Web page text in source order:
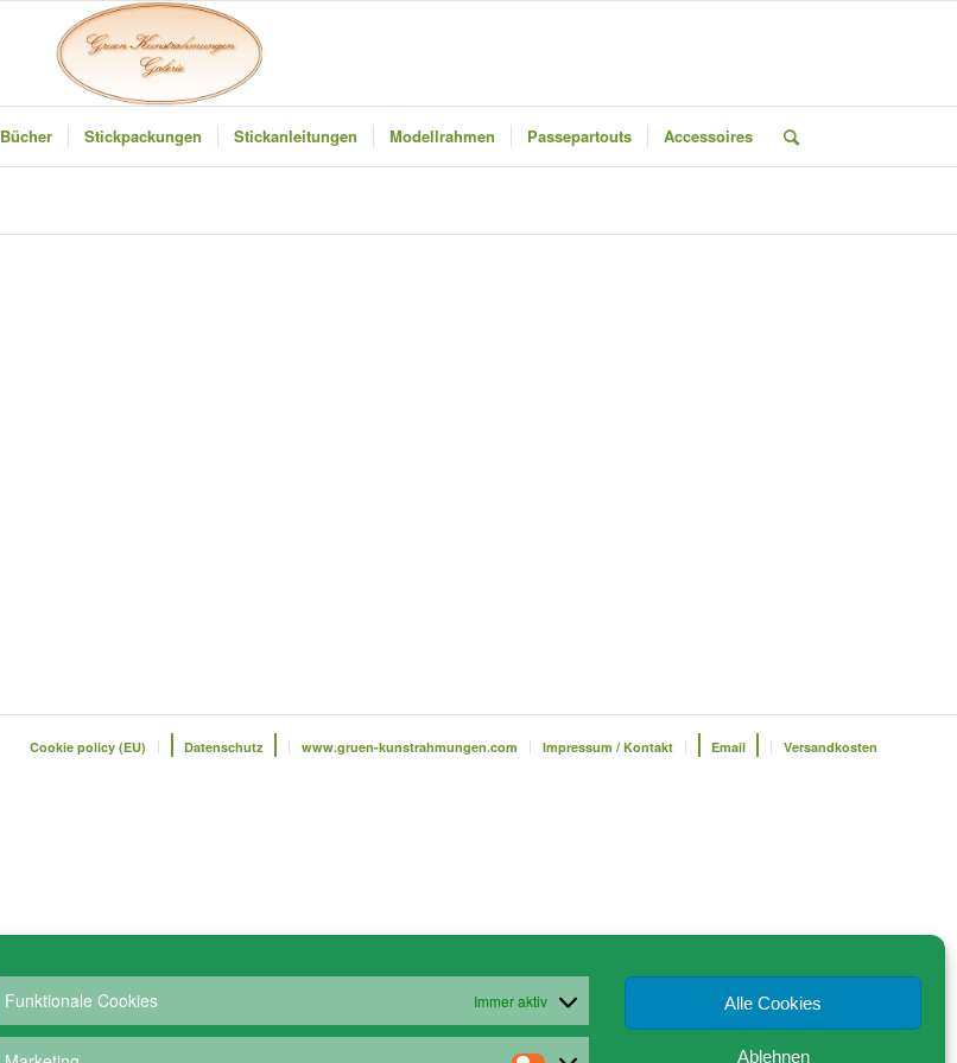
Funktionale Cookies Immer aktiv Alle Cookies
Ablehnen
Bücher Stickpackungen Stickanleitungen Modellrahmen Passepartouts Accessoires
Cookie policy (EU) Datenschutz www.gruen-kunstrahmungen.com Impressum / Kontakt Email Versandkosten